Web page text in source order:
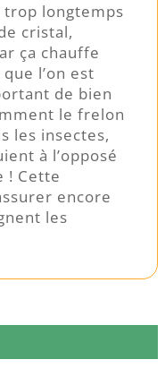
longtemps
cristal,
ça chauffe
l’on est
de bien
le frelon
les insectes,
à l’opposé
! Cette
encore
les